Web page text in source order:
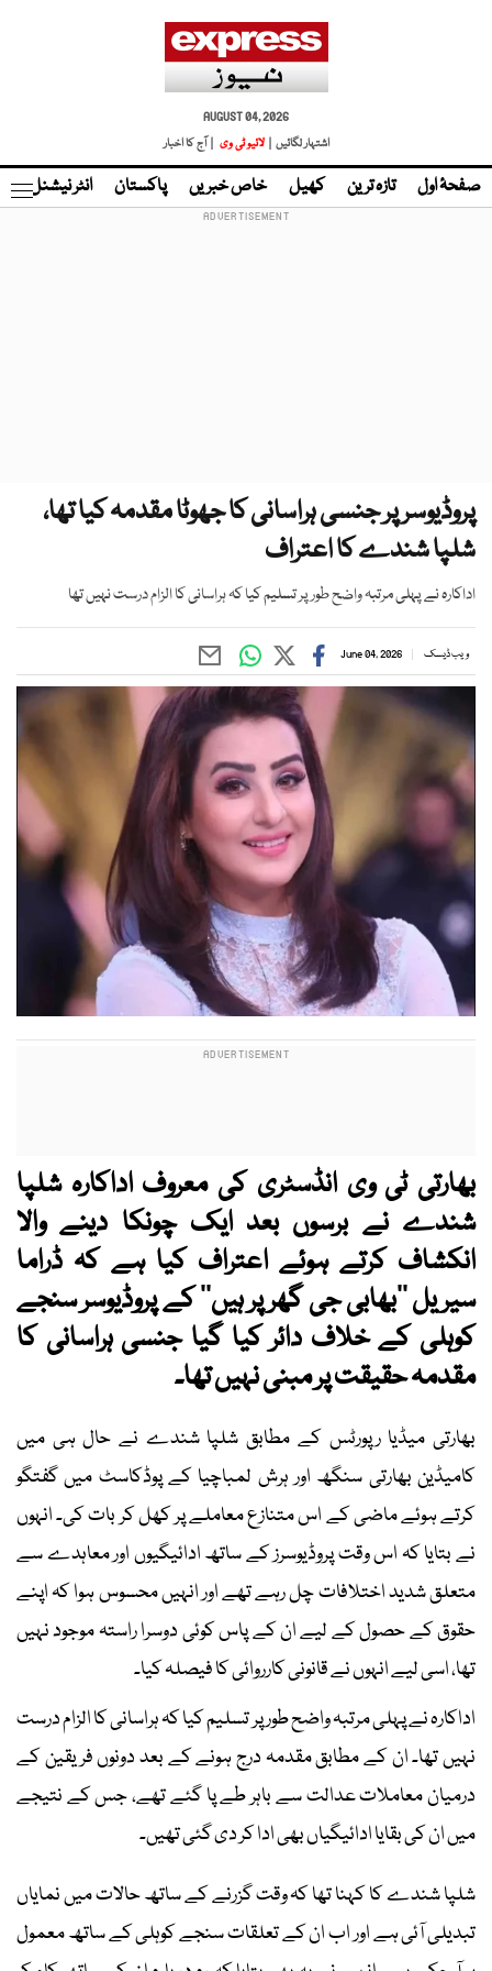
AUGUST 04, 2026
اشتہار لگائیں |
لائیو ٹی وی | آج کا اخبار
صفحۂ اول تازہ ترین کھیل خاص خبریں پاکستان انٹر نیشنل
پروڈیوسر پر جنسی ہراسانی کا جھوٹا مقدمہ کیا تھا،
شلپا شندے کا اعتراف
اداکارہ نے پہلی مرتبہ واضح طور پر تسلیم کیا کہ ہراسانی کا الزام درست نہیں تھا
ویب ڈیسک June 04, 2026
بھارتی ٹی وی انڈسٹری کی معروف اداکارہ شلپا
شندے نے برسوں بعد ایک چونکا دینے والا
انکشاف کرتے ہوئے اعتراف کیا ہے کہ ڈراما
سیریل ’’بھابی جی گھر پر ہیں‘‘ کے پروڈیوسر سنجے
کوہلی کے خلاف دائر کیا گیا جنسی ہراسانی کا
مقدمہ حقیقت پر مبنی نہیں تھا۔
بھارتی میڈیا رپورٹس کے مطابق شلپا شندے نے حال ہی میں
کامیڈین بھارتی سنگھ اور ہرش لمباچیا کے پوڈکاسٹ میں گفتگو
کرتے ہوئے ماضی کے اس متنازع معاملے پر کھل کر بات کی۔ انہوں
نے بتایا کہ اس وقت پروڈیوسرز کے ساتھ ادائیگیوں اور معاہدے سے
متعلق شدید اختلافات چل رہے تھے اور انہیں محسوس ہوا کہ اپنے
حقوق کے حصول کے لیے ان کے پاس کوئی دوسرا راستہ موجود نہیں
تھا، اسی لیے انہوں نے قانونی کارروائی کا فیصلہ کیا۔
اداکارہ نے پہلی مرتبہ واضح طور پر تسلیم کیا کہ ہراسانی کا الزام درست
نہیں تھا۔ ان کے مطابق مقدمہ درج ہونے کے بعد دونوں فریقین کے
درمیان معاملات عدالت سے باہر طے پا گئے تھے، جس کے نتیجے
میں ان کی بقایا ادائیگیاں بھی ادا کر دی گئی تھیں۔
شلپا شندے کا کہنا تھا کہ وقت گزرنے کے ساتھ حالات میں نمایاں
تبدیلی آئی ہے اور اب ان کے تعلقات سنجے کوہلی کے ساتھ معمول